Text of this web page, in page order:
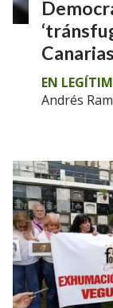
Andrés
EN